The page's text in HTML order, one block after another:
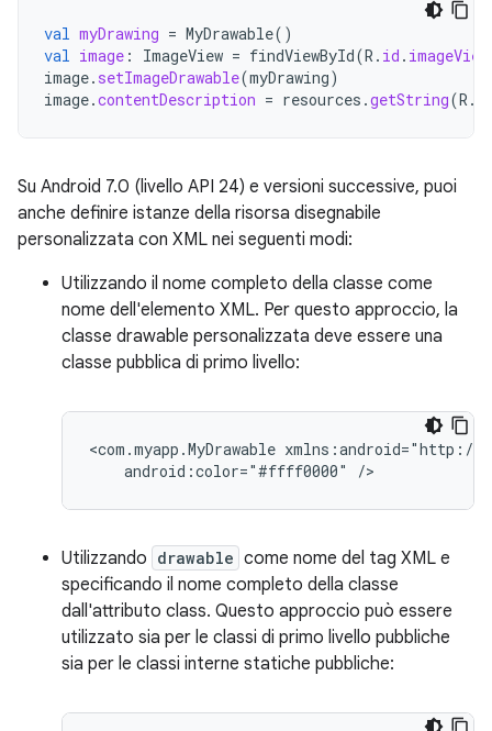
val myDrawing = MyDrawable()
val image : ImageView = findViewById(R . id . imageView
image. setImageDrawable(myDrawing)
image.contentDescription = resources .getString(R .
Su Android 7.0 (livello API 24) e versioni successive, puoi
anche definire istanze della risorsa disegnabile
personalizzata con XML nei seguenti modi:
Utilizzando il nome completo della classe come
nome dell'elemento XML. Per questo approccio, la
classe drawable personalizzata deve essere una
classe pubblica di primo livello:
<com.myapp.MyDrawable
android:color="#ffff0000"
/>
Utilizzando drawable come nome del tag XML e
specificando il nome completo della classe
dall'attributo class. Questo approccio può essere
utilizzato sia per le classi di primo livello pubbliche
sia per le classi interne statiche pubbliche: